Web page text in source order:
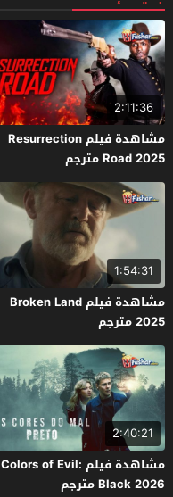
2:11:36
مشاهدة فيلم Resurrection
Road 2025 مترجم
1:54:31
مشاهدة فيلم Broken Land
2025 مترجم
2:40:21
مشاهدة فيلم Colors of Evil:
Black 2026 مترجم